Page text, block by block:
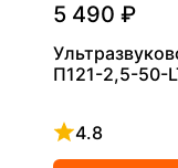
5 490 ₽
П121-2,5-50-
4.8
Рейтинг 4.8 из